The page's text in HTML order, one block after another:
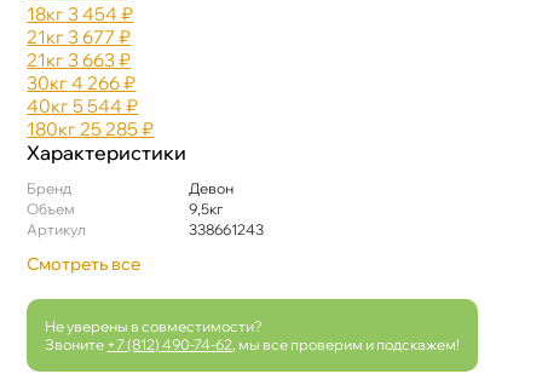
18к3 454 ₽
21к3 677 ₽
21к3 663 ₽
30к4 266 ₽
40к5 544 ₽
180к 25 285 ₽
Характеристики
Бренд
Девон
Объем
9,5к
Артикул
338661243
Смотреть все
Не уверены в совместимости?
Звоните +7 (812) 490-74-62 , мы все проверим и подскажем!